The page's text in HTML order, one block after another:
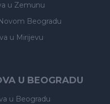
u Zemunu
Beogradu
u Mirijevu
U BEOGRADU
u Beogradu